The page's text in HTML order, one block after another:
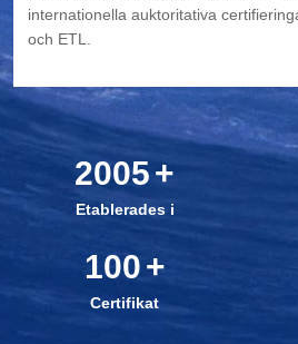
internationella auktoritativa
och ETL.
2005+
Etablerades i
100+
Certifikat